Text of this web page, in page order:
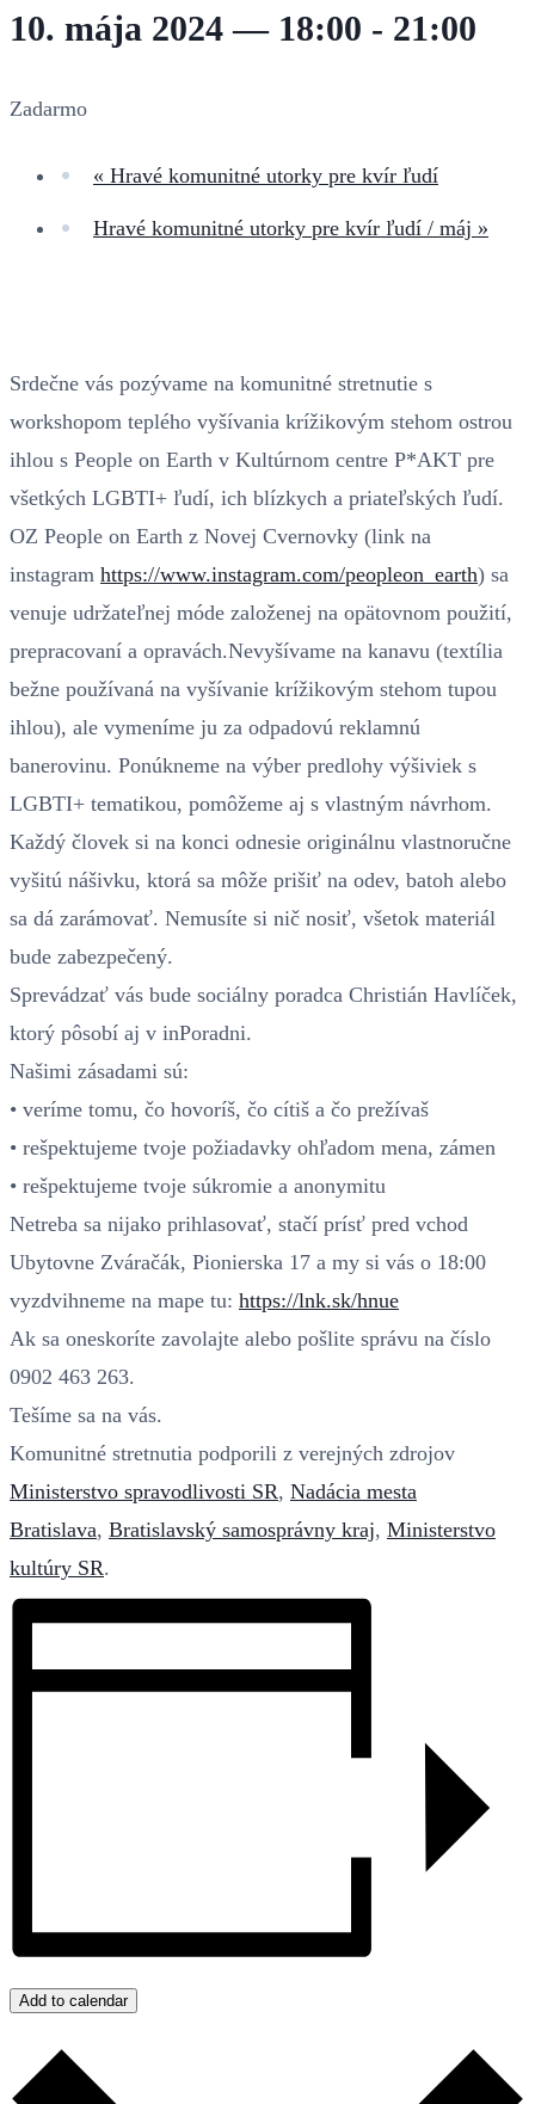
10. mája 2024 — 18:00 - 21:00
Zadarmo
« Hravé komunitné utorky pre kvír ľudí
Hravé komunitné utorky pre kvír ľudí / máj »
Srdečne vás pozývame na komunitné stretnutie s
workshopom teplého vyšívania krížikovým stehom ostrou
ihlou s People on Earth v Kultúrnom centre P*AKT pre
všetkých LGBTI+ ľudí, ich blízkych a priateľských ľudí.
OZ People on Earth z Novej Cvernovky (link na
instagram https://www.instagram.com/peopleon_earth) sa
venuje udržateľnej móde založenej na opätovnom použití,
prepracovaní a opravách.Nevyšívame na kanavu (textília
bežne používaná na vyšívanie krížikovým stehom tupou
ihlou), ale vymeníme ju za odpadovú reklamnú
banerovinu. Ponúkneme na výber predlohy výšiviek s
LGBTI+ tematikou, pomôžeme aj s vlastným návrhom.
Každý človek si na konci odnesie originálnu vlastnoručne
vyšitú nášivku, ktorá sa môže prišiť na odev, batoh alebo
sa dá zarámovať. Nemusíte si nič nosiť, všetok materiál
bude zabezpečený.
Sprevádzať vás bude sociálny poradca Christián Havlíček,
ktorý pôsobí aj v inPoradni.
Našimi zásadami sú:
• veríme tomu, čo hovoríš, čo cítiš a čo prežívaš
• rešpektujeme tvoje požiadavky ohľadom mena, zámen
• rešpektujeme tvoje súkromie a anonymitu
Netreba sa nijako prihlasovať, stačí prísť pred vchod
Ubytovne Zváračák, Pionierska 17 a my si vás o 18:00
vyzdvihneme na mape tu: https://lnk.sk/hnue
Ak sa oneskoríte zavolajte alebo pošlite správu na číslo
0902 463 263.
Tešíme sa na vás.
Komunitné stretnutia podporili z verejných zdrojov
Ministerstvo spravodlivosti SR, Nadácia mesta
Bratislava, Bratislavský samosprávny kraj, Ministerstvo
kultúry SR.
Add to calendar